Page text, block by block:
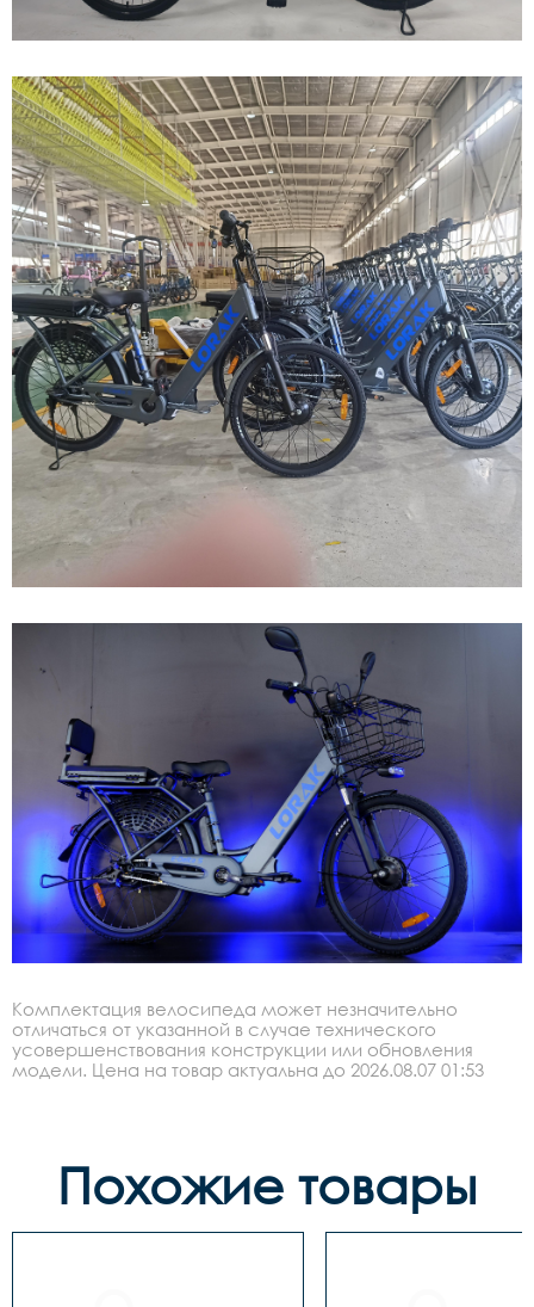
Комплектация велосипеда может незначительно
отличаться от указанной в случае технического
усовершенствования конструкции или обновления
модели. Цена на товар актуальна до 2026.08.07 01:53
Похожие товары